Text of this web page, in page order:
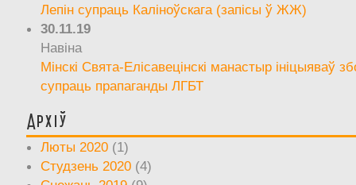
Лепін супраць Каліноўскага (запісы ў ЖЖ)
30.11.19
Навіна
Мінскі Свята-Елісавецінскі манастыр ініцыяваў
супраць прапаганды ЛГБТ
Архіў
Люты 2020 (1)
Студзень 2020 (4)